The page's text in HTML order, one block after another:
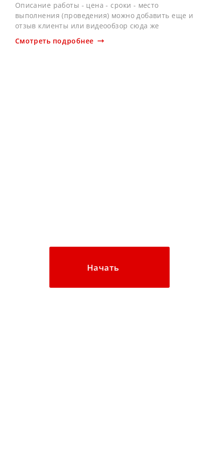
Описание работы - цена - сроки - место
выполнения (проведения) можно добавить еще и
отзыв клиенты или видеообзор сюда же
Смотреть подробнее
Начать